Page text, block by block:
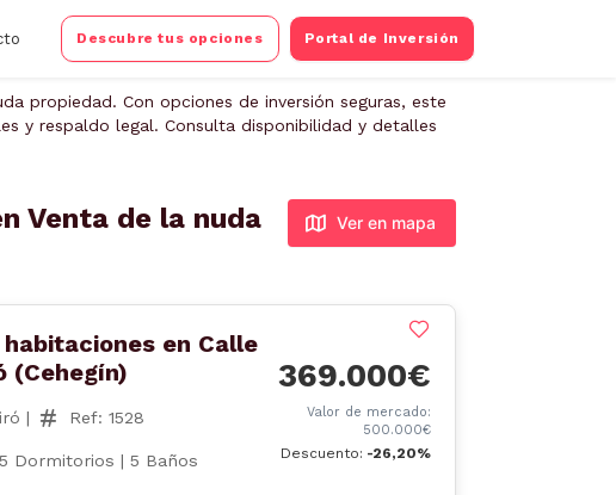
Descubre tus opciones Portal de Inversión
propiedad. Con opciones de inversión seguras, este
y respaldo legal. Consulta disponibilidad y detalles
Venta de la nuda
Ver en mapa
habitaciones en Calle
(Cehegín)
| Ref: 1528
5 Dormitorios | 5 Baños
369.000€
Valor de mercado:
500.000€
Descuento: -26,20%